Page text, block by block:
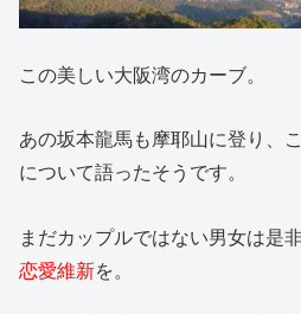
この美しい大阪湾のカーブ。
あの坂本龍馬も摩耶山に登り、
について語ったそうです。
まだカップルではない男女は是
恋愛維新を。